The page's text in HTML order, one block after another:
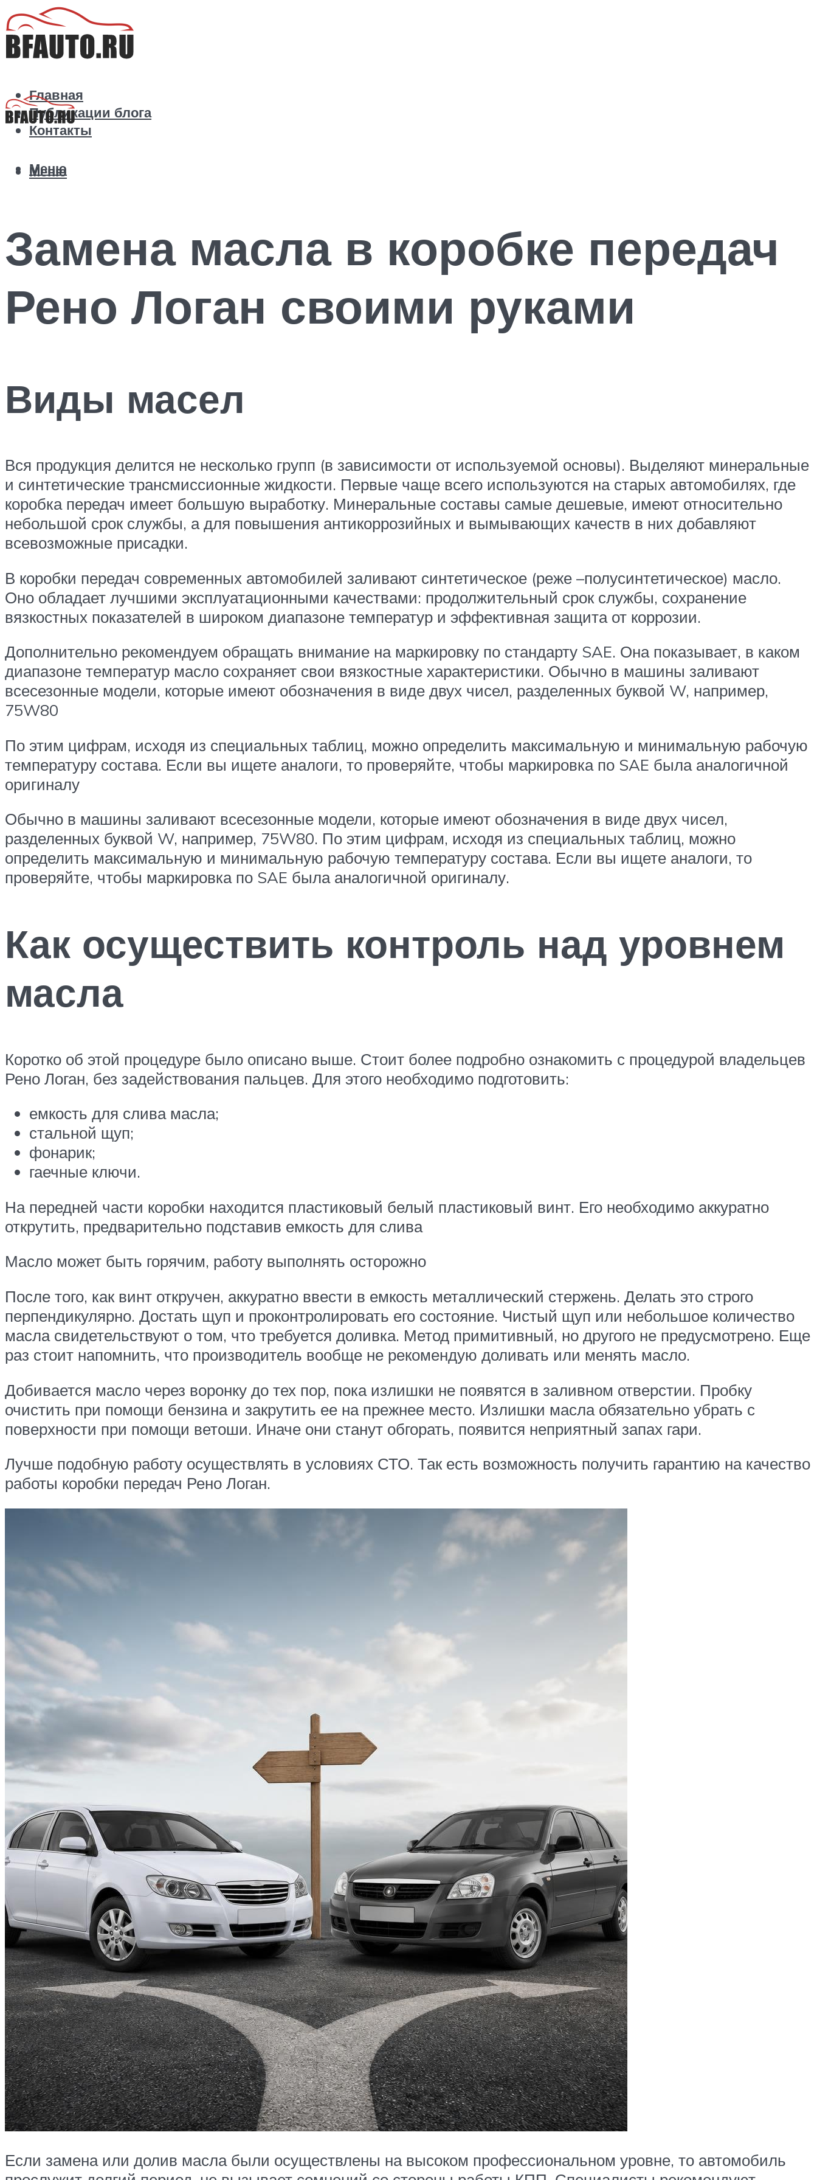
Главная
Публикации блога
Контакты
Меню
Меню
Замена масла в коробке передач
Рено Логан своими руками
Виды масел
Вся продукция делится не несколько групп (в зависимости от используемой основы). Выделяют минеральные
и синтетические трансмиссионные жидкости. Первые чаще всего используются на старых автомобилях, где
коробка передач имеет большую выработку. Минеральные составы самые дешевые, имеют относительно
небольшой срок службы, а для повышения антикоррозийных и вымывающих качеств в них добавляют
всевозможные присадки.
В коробки передач современных автомобилей заливают синтетическое (реже –полусинтетическое) масло.
Оно обладает лучшими эксплуатационными качествами: продолжительный срок службы, сохранение
вязкостных показателей в широком диапазоне температур и эффективная защита от коррозии.
Дополнительно рекомендуем обращать внимание на маркировку по стандарту SAE. Она показывает, в каком
диапазоне температур масло сохраняет свои вязкостные характеристики. Обычно в машины заливают
всесезонные модели, которые имеют обозначения в виде двух чисел, разделенных буквой W, например,
75W80
По этим цифрам, исходя из специальных таблиц, можно определить максимальную и минимальную рабочую
температуру состава. Если вы ищете аналоги, то проверяйте, чтобы маркировка по SAE была аналогичной
оригиналу
Обычно в машины заливают всесезонные модели, которые имеют обозначения в виде двух чисел,
разделенных буквой W, например, 75W80. По этим цифрам, исходя из специальных таблиц, можно
определить максимальную и минимальную рабочую температуру состава. Если вы ищете аналоги, то
проверяйте, чтобы маркировка по SAE была аналогичной оригиналу.
Как осуществить контроль над уровнем
масла
Коротко об этой процедуре было описано выше. Стоит более подробно ознакомить с процедурой владельцев
Рено Логан, без задействования пальцев. Для этого необходимо подготовить:
емкость для слива масла;
стальной щуп;
фонарик;
гаечные ключи.
На передней части коробки находится пластиковый белый пластиковый винт. Его необходимо аккуратно
открутить, предварительно подставив емкость для слива
Масло может быть горячим, работу выполнять осторожно
После того, как винт откручен, аккуратно ввести в емкость металлический стержень. Делать это строго
перпендикулярно. Достать щуп и проконтролировать его состояние. Чистый щуп или небольшое количество
масла свидетельствуют о том, что требуется доливка. Метод примитивный, но другого не предусмотрено. Еще
раз стоит напомнить, что производитель вообще не рекомендую доливать или менять масло.
Добивается масло через воронку до тех пор, пока излишки не появятся в заливном отверстии. Пробку
очистить при помощи бензина и закрутить ее на прежнее место. Излишки масла обязательно убрать с
поверхности при помощи ветоши. Иначе они станут обгорать, появится неприятный запах гари.
Лучше подобную работу осуществлять в условиях СТО. Так есть возможность получить гарантию на качество
работы коробки передач Рено Логан.
Если замена или долив масла были осуществлены на высоком профессиональном уровне, то автомобиль